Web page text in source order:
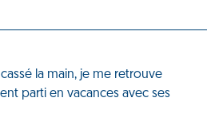
la main, je me retrouve
parti en vacances avec ses